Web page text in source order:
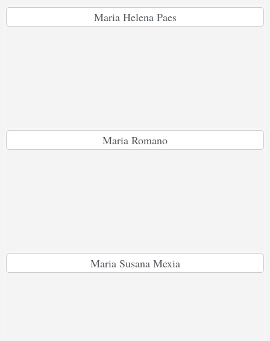
Maria Helena Paes
Maria Romano
Maria Susana Mexia